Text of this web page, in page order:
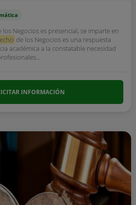
los Negocios es presencial, se imparte en
de los Negocios es una respuesta
académica a la constatable necesidad
INFORMACIÓN